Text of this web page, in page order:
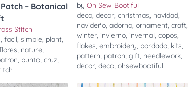
– Botanical
Stitch
, facil, simple, plant,
, nature,
, punto, cruz,
byOh Sew Bootiful
deco,decor,christmas, navidad,
navideño,adorno,ornament,craft,
winter, invierno, invernal,copos,
flakes,embroidery, bordado, kits,
pattern, patron,gift, needlework,
decor,deco,ohsewbootiful